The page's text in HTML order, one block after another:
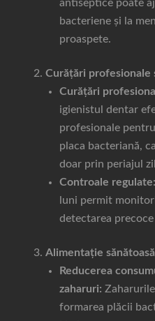
antiseptice poate
bacteriene și la
proaspete.
Curățări profesionale
Curățări
igienistul dentar
profesionale
placa bacteriană,
doar prin periajul
Controale regulate:
luni permit
detectarea
Alimentație
Reducerea
zaharuri:
formarea plăcii